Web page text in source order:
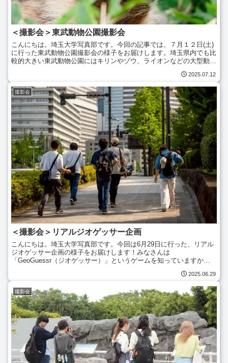
＜撮影会＞東武動物公園撮影会
こんにちは。埼玉大学写真部です。今回の記事では、７月１２日(土)
に行った東武動物公園撮影会の様子をお届けします。埼玉県内でも比
較的大きい東武動物公園にはキリンやゾウ、ライオンなどの大型動物
2025.07.12
撮影会
＜撮影会＞リアルジオゲッサー企画
こんにちは。埼玉大学写真部です。今回は6月29日に行った、リアル
ジオゲッサー企画の様子をお届けします！みなさんは
「GeoGuessr（ジオゲッサー）」というゲームを知っていますか？
2025.06.29
撮影会